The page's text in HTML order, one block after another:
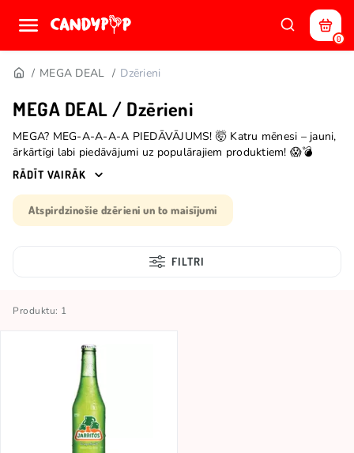
0
MEGA DEAL Dzērieni
MEGA DEAL / Dzērieni
MEGA? MEG-A-A-A-A PIEDĀVĀJUMS! 🤯 Katru mēnesi – jauni,
ārkārtīgi labi piedāvājumi uz populārajiem produktiem! 😱💣
*Ierobežoti krājumi.
RĀDĪT VAIRĀK
Atspirdzinošie dzērieni un to maisījumi
FILTRI
Produktu: 1